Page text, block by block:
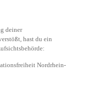
deiner
hast du ein
Nordrhein-